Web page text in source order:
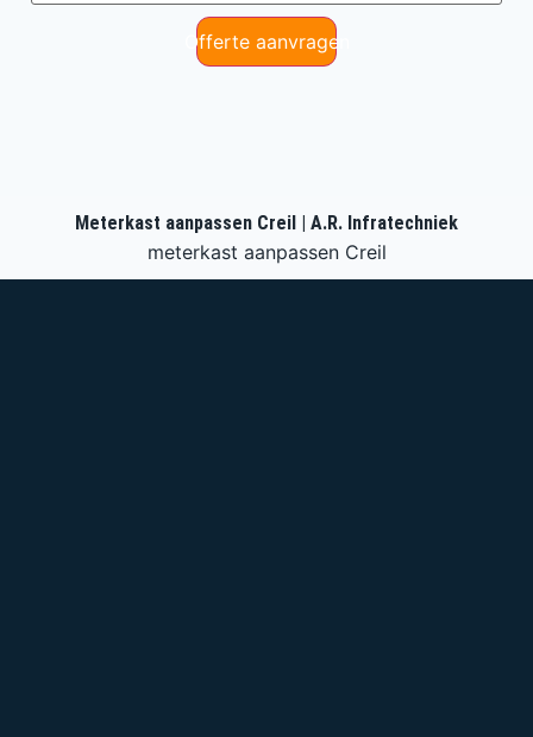
Offerte aanvragen
Meterkast aanpassen Creil | A.R. Infratechniek
meterkast aanpassen Creil